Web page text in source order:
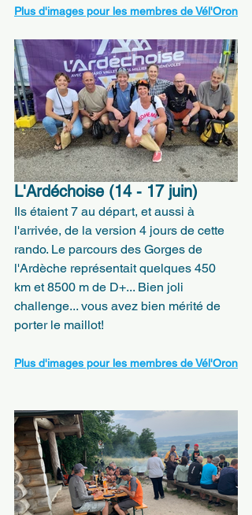
Plus d'images pour les membres de Vél'Oron
L'Ardéchoise (14 - 17 juin)
Ils étaient 7 au départ, et aussi à
l'arrivée, de la version 4 jours de cette
rando. Le parcours des Gorges de
l'Ardèche représentait quelques 450
km et 8500 m de D+... Bien joli
challenge... vous avez bien mérité de
porter le maillot!
Plus d'images pour les membres de Vél'Oron